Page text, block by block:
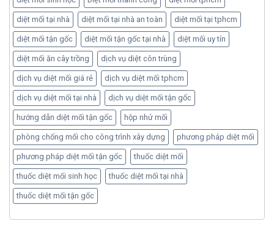
diệt mối tại nhà diệt mối tại nhà an toàn diệt mối tại tphcm
diệt mối tận gốc diệt mối tận gốc tại nhà diệt mối uy tín
diệt mối ăn cây trồng dịch vụ diệt côn trùng
dịch vụ diệt mối giá rẻ dịch vụ diệt mối tphcm
dịch vụ diệt mối tại nhà dịch vụ diệt mối tận gốc
hướng dẫn diệt mối tận gốc hộp nhử mối
phòng chống mối cho công trình xây dựng phương pháp diệt mối
phương pháp diệt mối tận gốc thuốc diệt mối
thuốc diệt mối sinh học thuốc diệt mối tại nhà
thuốc diệt mối tận gốc